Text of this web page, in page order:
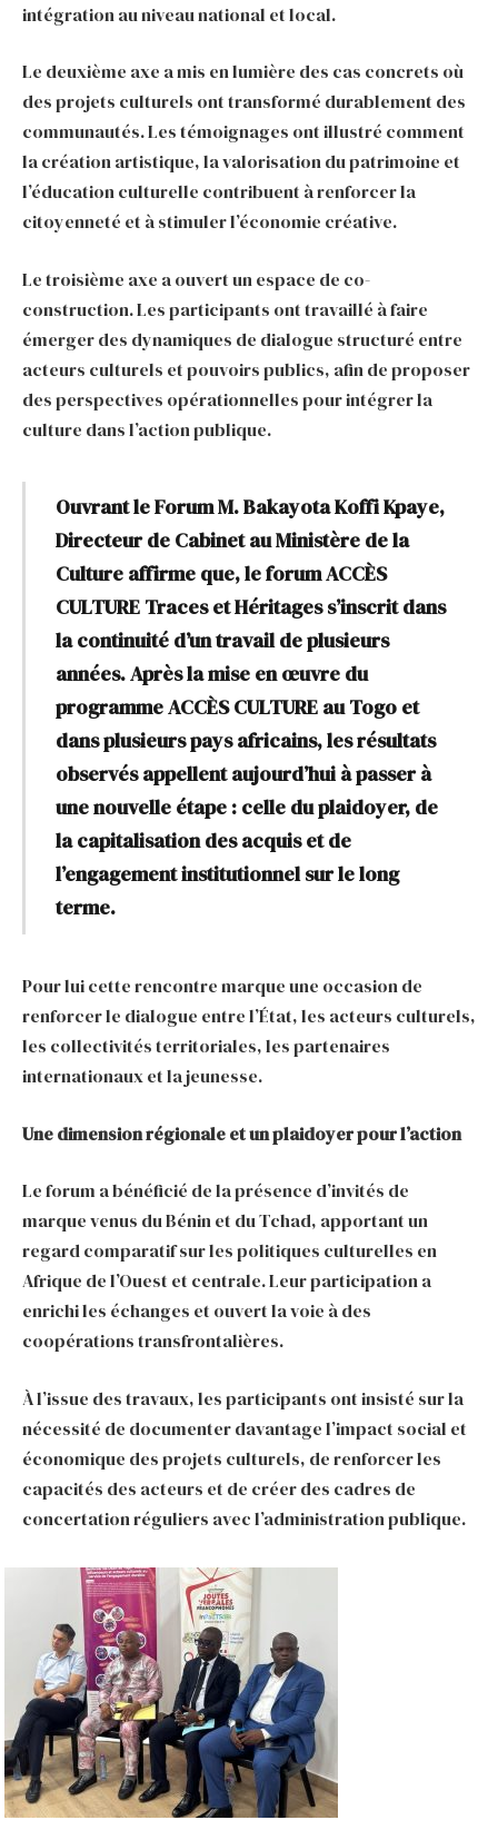
intégration au niveau national et local.
Le deuxième axe a mis en lumière des cas concrets où
des projets culturels ont transformé durablement des
communautés. Les témoignages ont illustré comment
la création artistique, la valorisation du patrimoine et
l’éducation culturelle contribuent à renforcer la
citoyenneté et à stimuler l’économie créative.
Le troisième axe a ouvert un espace de co-
construction. Les participants ont travaillé à faire
émerger des dynamiques de dialogue structuré entre
acteurs culturels et pouvoirs publics, afin de proposer
des perspectives opérationnelles pour intégrer la
culture dans l’action publique.
Ouvrant le Forum M. Bakayota Koffi Kpaye,
Directeur de Cabinet au Ministère de la
Culture affirme que, le forum ACCÈS
CULTURE Traces et Héritages s’inscrit dans
la continuité d’un travail de plusieurs
années. Après la mise en œuvre du
programme ACCÈS CULTURE au Togo et
dans plusieurs pays africains, les résultats
observés appellent aujourd’hui à passer à
une nouvelle étape : celle du plaidoyer, de
la capitalisation des acquis et de
l’engagement institutionnel sur le long
terme.
Pour lui cette rencontre marque une occasion de
renforcer le dialogue entre l’État, les acteurs culturels,
les collectivités territoriales, les partenaires
internationaux et la jeunesse.
Une dimension régionale et un plaidoyer pour l’action
Le forum a bénéficié de la présence d’invités de
marque venus du Bénin et du Tchad, apportant un
regard comparatif sur les politiques culturelles en
Afrique de l’Ouest et centrale. Leur participation a
enrichi les échanges et ouvert la voie à des
coopérations transfrontalières.
À l’issue des travaux, les participants ont insisté sur la
nécessité de documenter davantage l’impact social et
économique des projets culturels, de renforcer les
capacités des acteurs et de créer des cadres de
concertation réguliers avec l’administration publique.